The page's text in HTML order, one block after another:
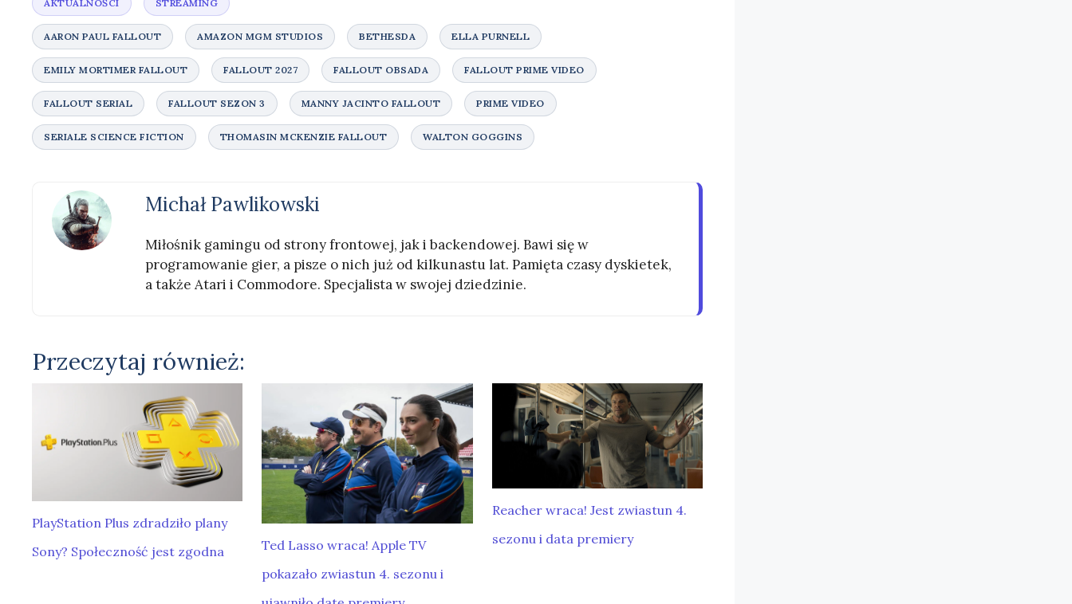
Michał Pawlikowski
Miłośnik gamingu od strony frontowej, jak i backendowej. Bawi się w
programowanie gier, a pisze o nich już od kilkunastu lat. Pamięta czasy dyskietek,
a także Atari i Commodore. Specjalista w swojej dziedzinie.
Przeczytaj również:
PlayStation Plus zdradziło plany
Sony? Społeczność jest zgodna
Ted Lasso wraca! Apple TV
pokazało zwiastun 4. sezonu i
Reacher wraca! Jest zwiastun 4.
sezonu i data premiery